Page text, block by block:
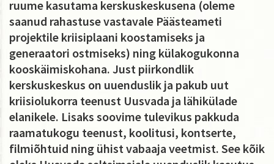
ruume kasutama kerskuskeskusena (oleme
saanud rahastuse vastavale Päästeameti
projektile kriisiplaani koostamiseks ja
generaatori ostmiseks) ning külakogukonna
kooskäimiskohana. Just piirkondlik
kerskuskeskus on uuenduslik ja pakub uut
kriisiolukorra teenust Uusvada ja lähikülade
elanikele. Lisaks soovime tulevikus pakkuda
raamatukogu teenust, koolitusi, kontserte,
filmiõhtuid ning ühist vabaaja veetmist. See kõik